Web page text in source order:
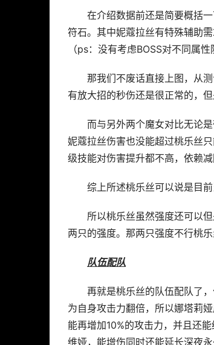
在介绍数据前还是简要概括
符石。其中妮蔻拉丝有特殊辅助
（ps：没有考虑BOSS对不同属性
那我们不废话直接上图，从
有放大招的秒伤还是很正常的，
而与另外两个魔女对比无论
妮蔻拉丝伤害也没能超过桃乐丝
级技能对伤害提升都不高，依赖
综上所述桃乐丝可以说是目
所以桃乐丝虽然强度还可以
两只的强度。那两只强度不行桃
队伍配队
再就是桃乐丝的队伍配队了
为自身攻击力翻倍，所以娜塔莉
能再增加10%的攻击力，并且还
维娅，能增伤同时还能延长深夜